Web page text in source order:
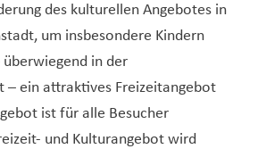
des kulturellen Angebotes in
um insbesondere Kindern
in der
– ein attraktives Freizeitangebot
ist für alle Besucher
und Kulturangebot wird